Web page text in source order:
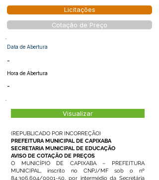
Licitações
Cotação de Preço
Data de Abertura
-
Hora de Abertura
-
Visualizar
(REPUBLICADO POR INCORREÇÃO)
PREFEITURA MUNICIPAL DE CAPIXABA
SECRETARIA MUNICIPAL DE EDUCAÇÃO
AVISO DE COTAÇÃO DE PREÇOS
O MUNICÍPIO DE CAPIXABA – PREFEITURA
MUNICIPAL, inscrito no CNPJ/MF sob o nº
84.306.604/0001-50, por intermédio da Secretária